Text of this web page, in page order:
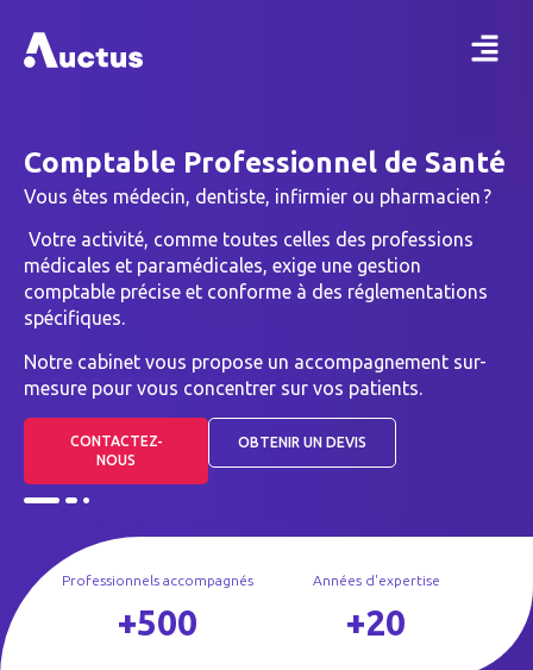
Comptable Professionnel de Santé
Vous êtes médecin, dentiste, infirmier ou pharmacien ?
Votre activité, comme toutes celles des professions
médicales et paramédicales, exige une gestion
comptable précise et conforme à des réglementations
spécifiques.
Notre cabinet vous propose un accompagnement sur-
mesure pour vous concentrer sur vos patients.
CONTACTEZ-
NOUS
OBTENIR UN DEVIS
Professionnels accompagnés
+500
Années d'expertise
+20